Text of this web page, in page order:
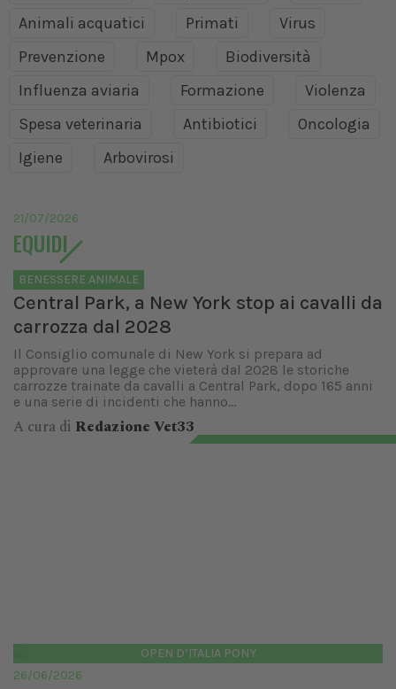
Animali acquatici
Primati
Virus
Prevenzione
Mpox
Biodiversità
Influenza aviaria
Formazione
Violenza
Spesa veterinaria
Antibiotici
Oncologia
Igiene
Arbovirosi
21/07/2026
EQUIDI
BENESSERE ANIMALE
Central Park, a New York stop ai cavalli da
carrozza dal 2028
Il Consiglio comunale di New York si prepara ad
approvare una legge che vieterà dal 2028 le storiche
carrozze trainate da cavalli a Central Park, dopo 165 anni
e una serie di incidenti che hanno...
A cura di Redazione Vet33
OPEN D’ITALIA PONY
26/06/2026